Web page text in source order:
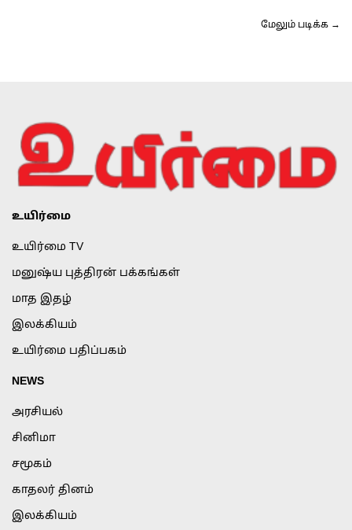
மேலும் படிக்க →
உயிர்மை
உயிர்மை TV
மனுஷ்ய புத்திரன் பக்கங்கள்
மாத இதழ்
இலக்கியம்
உயிர்மை பதிப்பகம்
NEWS
அரசியல்
சினிமா
சமூகம்
காதலர் தினம்
இலக்கியம்